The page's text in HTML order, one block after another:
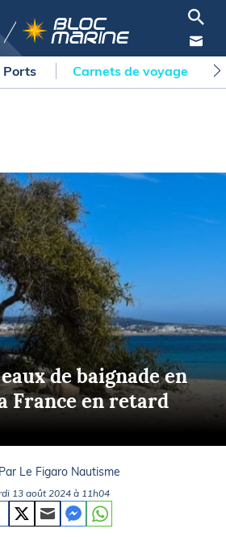
Ports Carnets de voyage
de baignade en
France en retard
Par Le Figaro Nautisme
13 août 2024 à 11h04